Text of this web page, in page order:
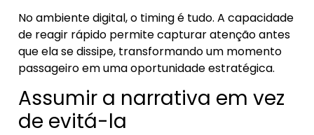
No ambiente digital, o timing é tudo. A capacidade
de reagir rápido permite capturar atenção antes
que ela se dissipe, transformando um momento
passageiro em uma oportunidade estratégica.
Assumir a narrativa em vez
de evitá-la